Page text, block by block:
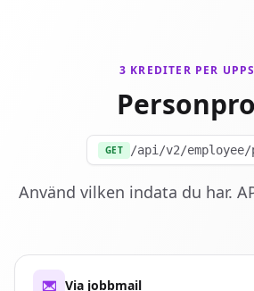
3 KREDITER PER
GET /api/v2/
Använd vilken indata du har.
Via jobbmail